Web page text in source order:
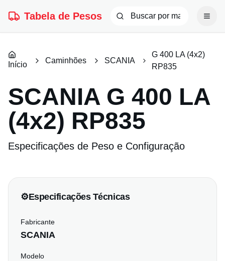
Tabela de Pesos
Início Caminhões SCANIA
G 400 LA (4x2)
RP835
SCANIA G 400 LA
(4x2) RP835
Especificações de Peso e Configuração
⚙️Especificações Técnicas
Fabricante
SCANIA
Modelo